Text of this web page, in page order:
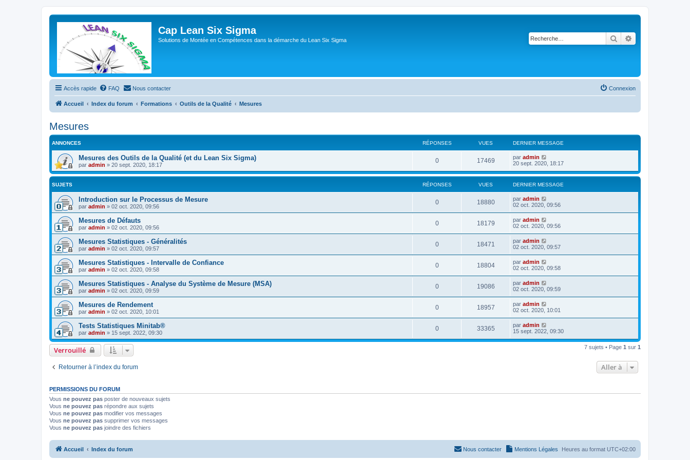
Cap Lean Six Sigma
Solutions de Montée en Compétences dans la démarche du Lean Six Sigma Rechercher
Accès rapide FAQ Nous contacter Connexion
Accueil Index du forum Formations Outils de la Qualité Mesures
Mesures
ANNONCES RÉPONSES VUES DERNIER MESSAGE
Mesures des Outils de la Qualité (et du Lean Six Sigma)
par admin » 20 sept. 2020, 18:17
0 17469 par admin
20 sept. 2020, 18:17
SUJETS RÉPONSES VUES DERNIER MESSAGE
Introduction sur le Processus de Mesure
par admin » 02 oct. 2020, 09:56
0 18880 par admin
02 oct. 2020, 09:56
Mesures de Défauts
par admin » 02 oct. 2020, 09:56
0 18179 par admin
02 oct. 2020, 09:56
Mesures Statistiques - Généralités
par admin » 02 oct. 2020, 09:57
0 18471 par admin
02 oct. 2020, 09:57
Mesures Statistiques - Intervalle de Confiance
par admin » 02 oct. 2020, 09:58
0 18804 par admin
02 oct. 2020, 09:58
Mesures Statistiques - Analyse du Système de Mesure (MSA)
par admin » 02 oct. 2020, 09:59
0 19086 par admin
02 oct. 2020, 09:59
Mesures de Rendement
par admin » 02 oct. 2020, 10:01
0 18957 par admin
02 oct. 2020, 10:01
Tests Statistiques Minitab®
par admin » 15 sept. 2022, 09:30
0 33365 par admin
15 sept. 2022, 09:30
Verrouillé 7 sujets • Page 1 sur 1
Retourner à l’index du forum Aller à
PERMISSIONS DU FORUM
Vous ne pouvez pas poster de nouveaux sujets
Vous ne pouvez pas répondre aux sujets
Vous ne pouvez pas modifier vos messages
Vous ne pouvez pas supprimer vos messages
Vous ne pouvez pas joindre des fichiers
Accueil Index du forum Heures au format UTC+02:00
Mentions Légales
Nous contacter